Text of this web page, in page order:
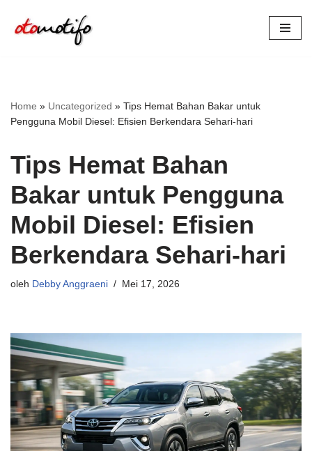
Lompat
Home » Uncategorized » Tips Hemat Bahan Bakar untuk
Pengguna Mobil Diesel: Efisien Berkendara Sehari-hari
Tips Hemat Bahan
Bakar untuk Pengguna
Mobil Diesel: Efisien
Berkendara Sehari-hari
oleh Debby Anggraeni Mei 17, 2026